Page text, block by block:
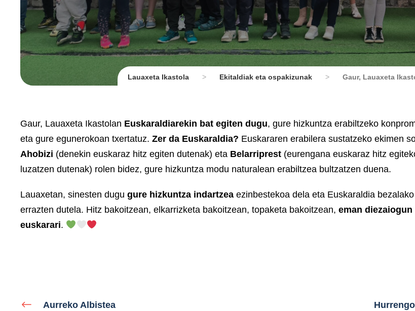
Lauaxeta Ikastola > Ekitaldiak eta ospakizunak > Gaur, Lauaxeta
Gaur, Lauaxeta Ikastolan Euskaraldiarekin bat egiten dugu, gure hizkuntza erabiltzeko
eta gure egunerokoan txertatuz. Zer da Euskaraldia? Euskararen erabilera sustatzeko ekimen
Ahobizi (denekin euskaraz hitz egiten dutenak) eta Belarriprest (eurengana euskaraz hitz
luzatzen dutenak) rolen bidez, gure hizkuntza modu naturalean erabiltzea bultzatzen duena.
Lauaxetan, sinesten dugu gure hizkuntza indartzea ezinbestekoa dela eta Euskaraldia
errazten dutela. Hitz bakoitzean, elkarrizketa bakoitzean, topaketa bakoitzean, eman diezaiogun
euskarari.
Aurreko Albistea